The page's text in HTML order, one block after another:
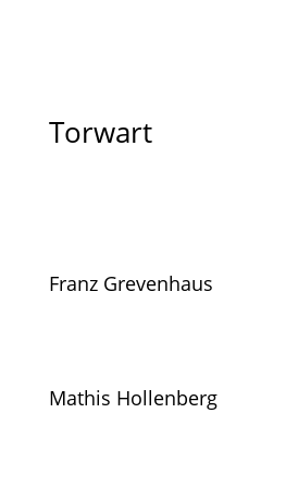
Torwart
Franz Grevenhaus
Mathis Hollenberg